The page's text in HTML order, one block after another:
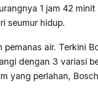
1 jam 42
seumur hidup.
air. Terkini
dengan 3 variasi
yang perlahan,